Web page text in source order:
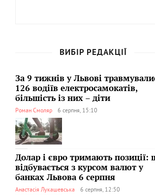
ВИБІР РЕДАКЦІЇ
За 9 тижнів у Львові
126 водіїв електросамокатів,
більшість із них – діти
Роман Смоляр 6 серпня, 15:10
Долар і євро тримають позиції:
відбувається з курсом валют у
банках Львова 6 серпня
Анастасія Лукашевська
6 серпня, 12:50